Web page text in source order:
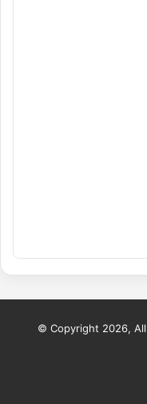
© Copyright 2026,